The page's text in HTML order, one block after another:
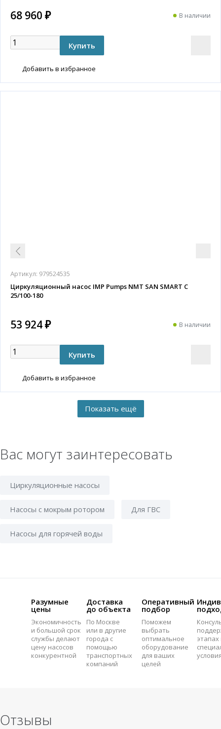
68 960 ₽ В наличии
Добавить в избранное
Артикул: 979524535
Циркуляционный насос IMP Pumps NMT SAN SMART C
25/100-180
53 924 ₽ В наличии
Добавить в избранное
Вас могут заинтересовать
Циркуляционные насосы
Насосы с мокрым ротором Для ГВС
Насосы для горячей воды
Разумные
цены
Экономичность
и большой срок
службы делают
цену насосов
конкурентной
Доставка
до объекта
По Москве
или в другие
города с
помощью
транспортных
компаний
Оперативный
подбор
Поможем
выбрать
оптимальное
оборудование
для ваших
целей
этапах
Отзывы